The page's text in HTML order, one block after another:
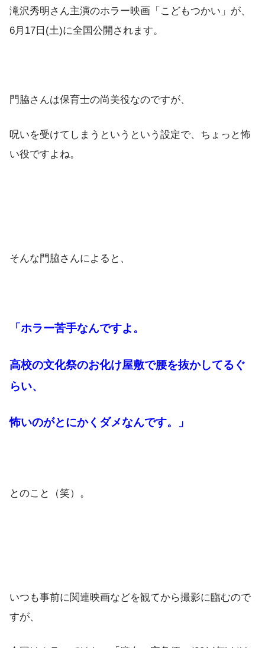
滝沢秀明さん主演のホラー映画「こどもつかい」が、
6月17日(土)に全国公開されます。
門脇さんは保育士の尚美役なのですが、
呪いを受けてしまうというという設定で、ちょっと怖
い役ですよね。
そんな門脇さんによると、
「ホラー苦手なんですよ。
高校の文化祭のお化け屋敷で腰を抜かしてるぐ
らい、
怖いのがとにかくダメなんです。」
とのこと（笑）。
いつも事前に関連映画などを観てから撮影に臨むので
すが、